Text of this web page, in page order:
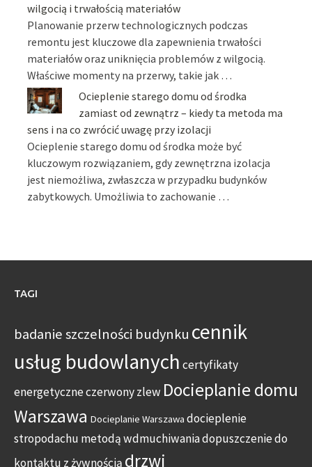
wilgocią i trwałością materiałów
Planowanie przerw technologicznych podczas
remontu jest kluczowe dla zapewnienia trwałości
materiałów oraz uniknięcia problemów z wilgocią.
Właściwe momenty na przerwy, takie jak …
Ocieplenie starego domu od środka
zamiast od zewnątrz – kiedy ta metoda ma
sens i na co zwrócić uwagę przy izolacji
Ocieplenie starego domu od środka może być
kluczowym rozwiązaniem, gdy zewnętrzna izolacja
jest niemożliwa, zwłaszcza w przypadku budynków
zabytkowych. Umożliwia to zachowanie …
TAGI
badanie szczelności budynku cennik
usług budowlanych certyfikaty
energetyczneczerwony zlew Docieplanie domu
Warszawa Docieplanie Warszawa docieplenie
stropodachu metodą wdmuchiwaniadopuszczenie do
kontaktu z żywnością drzwi